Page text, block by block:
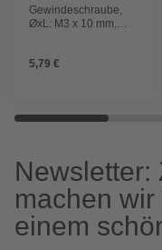
Gewindeschraube,
ØxL: M3 x 10 mm,
5,79 €
Newsletter:
machen
einem